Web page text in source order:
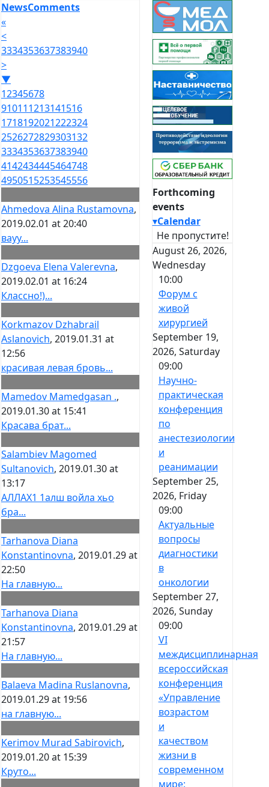
NewsComments
«
<
3334353637383940
>
▼
12345678
910111213141516
1718192021222324
2526272829303132
3334353637383940
4142434445464748
4950515253545556
Ahmedova Alina Rustamovna,
2019.02.01 at 20:40
вауу...
Dzgoeva Elena Valerevna,
2019.02.01 at 16:24
Классно!)...
Korkmazov Dzhabrail
Aslanovich, 2019.01.31 at
12:56
красивая левая бровь...
Mamedov Mamedgasan .,
2019.01.30 at 15:41
Красава брат...
Salambiev Magomed
Sultanovich, 2019.01.30 at
13:17
АЛЛАХ1 1алш войла хьо
бра...
Tarhanova Diana
Konstantinovna, 2019.01.29 at
22:50
На главную...
Tarhanova Diana
Konstantinovna, 2019.01.29 at
21:57
На главную...
Balaeva Madina Ruslanovna,
2019.01.29 at 19:56
на главную...
Kerimov Murad Sabirovich,
2019.01.20 at 15:39
Круто...
Forthcoming
events
▾Calendar
Не пропустите!
August 26, 2026,
Wednesday
10:00
Форум с
живой
хирургией
September 19,
2026, Saturday
09:00
Научно-
практическая
конференция
по
анестезиологии
и
реанимации
September 25,
2026, Friday
09:00
Актуальные
вопросы
диагностики
в
онкологии
September 27,
2026, Sunday
09:00
VI
междисциплинарная
всероссийская
конференция
«Управление
возрастом
и
качеством
жизни в
современном
мире: